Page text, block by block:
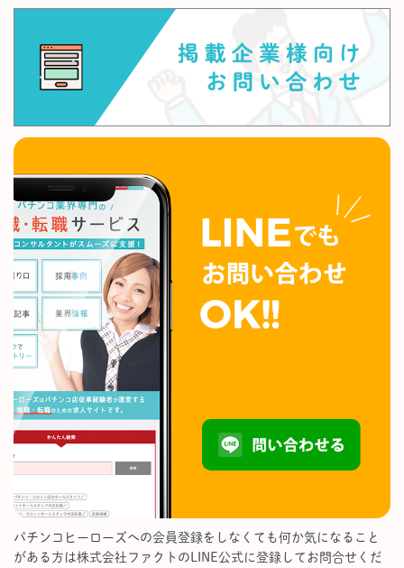
パチンコヒーローズへの会員登録をしなくても何か気になること
がある方は株式会社ファクトのLINE公式に登録してお問合せくだ